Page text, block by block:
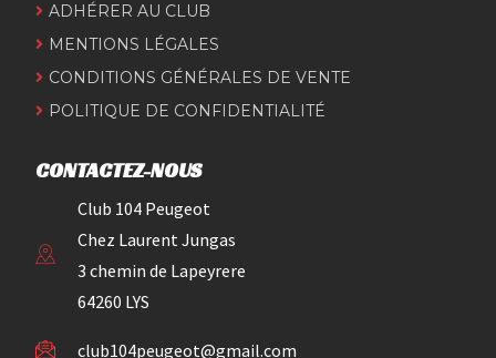
ADHÉRER AU CLUB
MENTIONS LÉGALES
CONDITIONS GÉNÉRALES DE VENTE
POLITIQUE DE CONFIDENTIALITÉ
CONTACTEZ-NOUS
Club 104 Peugeot
Chez Laurent Jungas
3 chemin de Lapeyrere
64260 LYS
club104peugeot@gmail.com